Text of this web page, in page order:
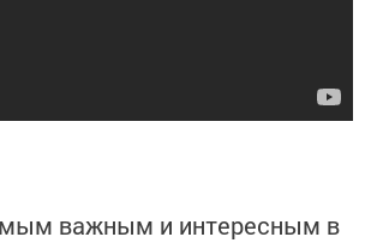
важным и интересным в